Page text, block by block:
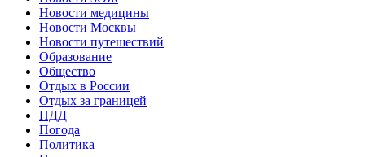
Новости медицины
Новости Москвы
Новости путешествий
Образование
Общество
Отдых в России
Отдых за границей
ПДД
Погода
Политика